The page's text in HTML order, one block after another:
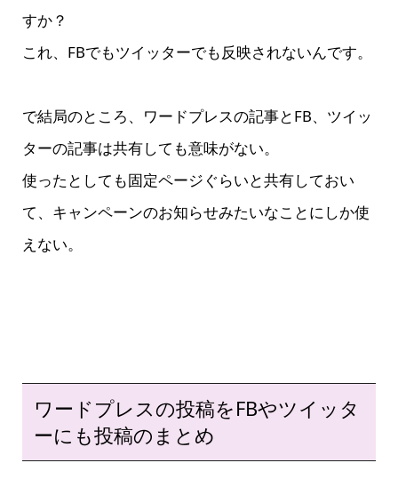
すか？
これ、FBでもツイッターでも反映されないんです。
で結局のところ、ワードプレスの記事とFB、ツイッ
ターの記事は共有しても意味がない。
使ったとしても固定ページぐらいと共有しておい
て、キャンペーンのお知らせみたいなことにしか使
えない。
ワードプレスの投稿をFBやツイッタ
ーにも投稿のまとめ